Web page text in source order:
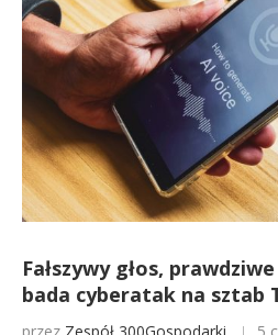
Fałszywy głos,
bada cyberatak na sztab